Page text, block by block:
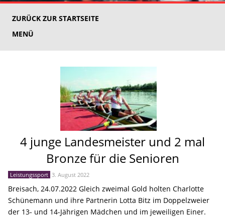
ZURÜCK ZUR STARTSEITE
MENÜ
4 junge Landesmeister und 2 mal
Bronze für die Senioren
Leistungssport 3. August 2022
Breisach, 24.07.2022 Gleich zweimal Gold holten Charlotte
Schünemann und ihre Partnerin Lotta Bitz im Doppelzweier
der 13- und 14-Jährigen Mädchen und im jeweiligen Einer.